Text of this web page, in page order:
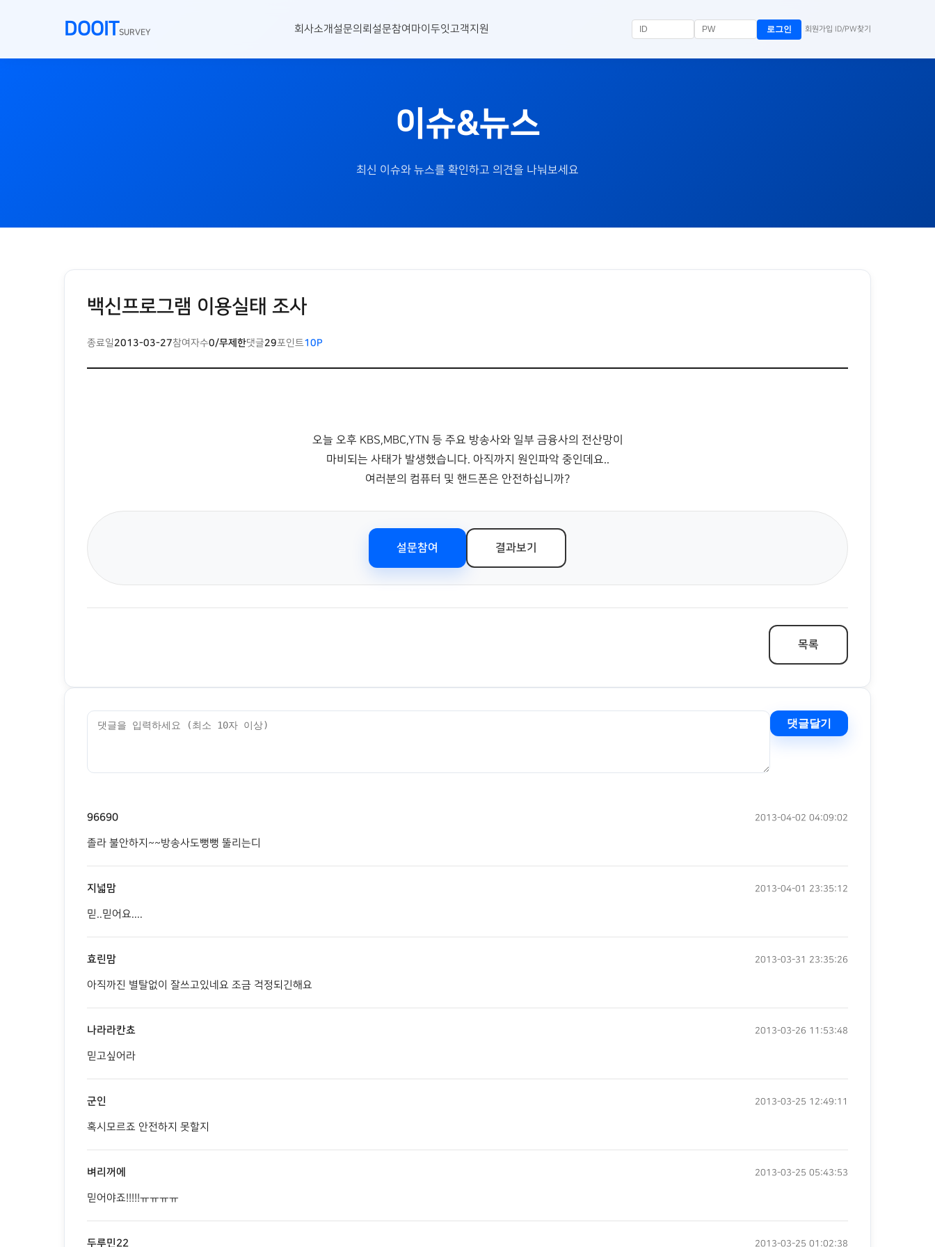
DOOITSURVEY 회사소개설문의뢰 설문참여 마이두잇고객지원 로그인 회원가입 ID/PW찾기
이슈&뉴스
최신 이슈와 뉴스를 확인하고 의견을 나눠보세요
백신프로그램 이용실태 조사
종료일2013-03-27참여자수0/무제한댓글29포인트10P
오늘 오후 KBS,MBC,YTN 등 주요 방송사와 일부 금융사의 전산망이
마비되는 사태가 발생했습니다. 아직까지 원인파악 중인데요..
여러분의 컴퓨터 및 핸드폰은 안전하십니까?
설문참여 결과보기
목록
댓글달기
96690 2013-04-02 04:09:02
졸라 불안하지~~방송사도뻥뻥 뚤리는디
지넓맘 2013-04-01 23:35:12
믿..믿어요....
효린맘 2013-03-31 23:35:26
아직까진 별탈없이 잘쓰고있네요 조금 걱정되긴해요
나라라칸쵸 2013-03-26 11:53:48
믿고싶어라
군인 2013-03-25 12:49:11
혹시모르죠 안전하지 못할지
벼리꺼에 2013-03-25 05:43:53
믿어야죠!!!!!ㅠㅠㅠㅠ
두루민22 2013-03-25 01:02:38